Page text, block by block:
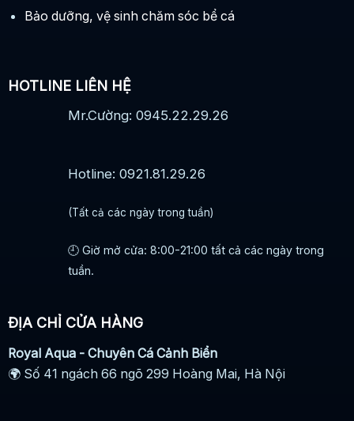
Bảo dưỡng, vệ sinh chăm sóc bể cá
HOTLINE LIÊN HỆ
Mr.Cường: 0945.22.29.26
Hotline: 0921.81.29.26
(Tất cả các ngày trong tuần)
🕘 Giờ mở cửa: 8:00-21:00 tất cả các ngày trong
tuần.
ĐỊA CHỈ CỬA HÀNG
Royal Aqua - Chuyên Cá Cảnh Biển
🌍 Số 41 ngách 66 ngõ 299 Hoàng Mai, Hà Nội